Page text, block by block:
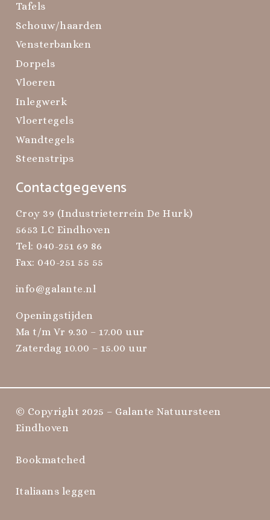
Tafels
Schouw/haarden
Vensterbanken
Dorpels
Vloeren
Inlegwerk
Vloertegels
Wandtegels
Steenstrips
Contactgegevens
Croy 39 (Industrieterrein De Hurk)
5653 LC Eindhoven
Tel: 040-251 69 86
Fax: 040-251 55 55
info@galante.nl
Openingstijden
Ma t/m Vr 9.30 – 17.00 uur
Zaterdag 10.00 – 15.00 uur
© Copyright 2025 – Galante Natuursteen
Eindhoven
Bookmatched
Italiaans leggen